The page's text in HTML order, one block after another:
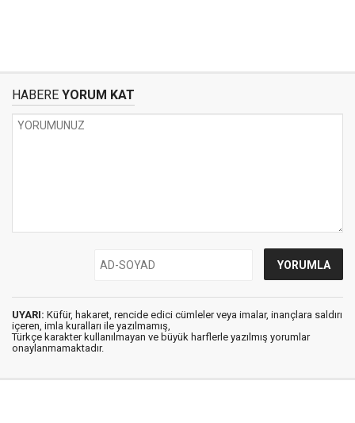
HABERE YORUM KAT
UYARI: Küfür, hakaret, rencide edici cümleler veya imalar, inançlara saldırı
içeren, imla kuralları ile yazılmamış,
Türkçe karakter kullanılmayan ve büyük harflerle yazılmış yorumlar
onaylanmamaktadır.